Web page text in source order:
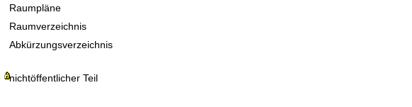
Raumpläne
Raumverzeichnis
Abkürzungsverzeichnis
nichtöffentlicher Teil